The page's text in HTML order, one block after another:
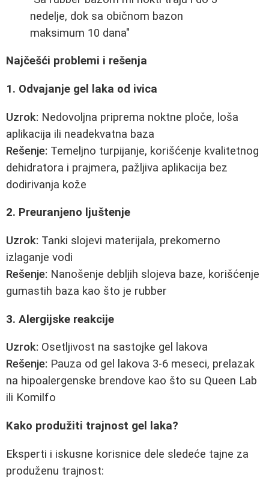
nedelje, dok sa običnom bazon
maksimum 10 dana"
Najčešći problemi i rešenja
1. Odvajanje gel laka od ivica
Uzrok: Nedovoljna priprema noktne ploče, loša
aplikacija ili neadekvatna baza
Rešenje: Temeljno turpijanje, korišćenje kvalitetnog
dehidratora i prajmera, pažljiva aplikacija bez
dodirivanja kože
2. Preuranjeno ljuštenje
Uzrok: Tanki slojevi materijala, prekomerno
izlaganje vodi
Rešenje: Nanošenje debljih slojeva baze, korišćenje
gumastih baza kao što je rubber
3. Alergijske reakcije
Uzrok: Osetljivost na sastojke gel lakova
Rešenje: Pauza od gel lakova 3-6 meseci, prelazak
na hipoalergenske brendove kao što su Queen Lab
ili Komilfo
Kako produžiti trajnost gel laka?
Eksperti i iskusne korisnice dele sledeće tajne za
produženu trajnost: